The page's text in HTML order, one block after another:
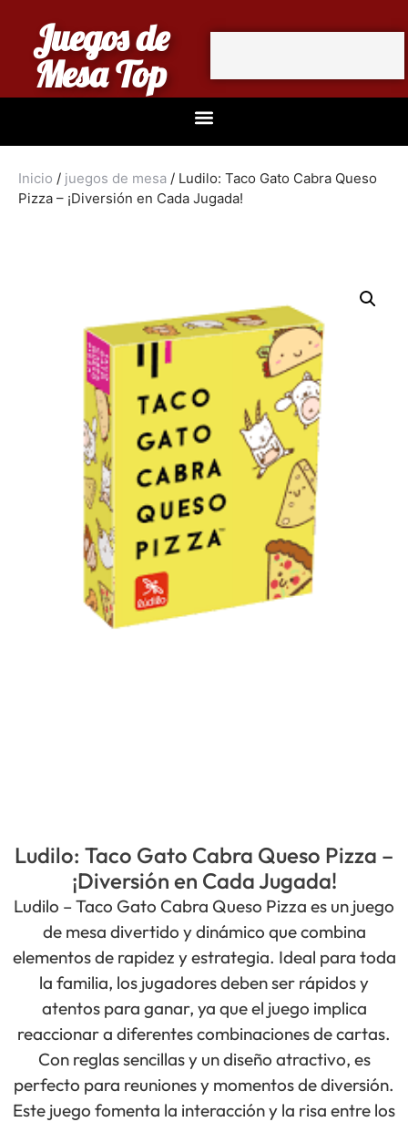
Juegos de
Mesa Top
Inicio / juegos de mesa / Ludilo: Taco Gato Cabra Queso
Pizza – ¡Diversión en Cada Jugada!
Ludilo: Taco Gato Cabra Queso Pizza –
¡Diversión en Cada Jugada!
Ludilo – Taco Gato Cabra Queso Pizza es un juego
de mesa divertido y dinámico que combina
elementos de rapidez y estrategia. Ideal para toda
la familia, los jugadores deben ser rápidos y
atentos para ganar, ya que el juego implica
reaccionar a diferentes combinaciones de cartas.
Con reglas sencillas y un diseño atractivo, es
perfecto para reuniones y momentos de diversión.
Este juego fomenta la interacción y la risa entre los